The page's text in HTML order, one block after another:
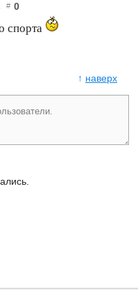
# 0
спорта
↑ наверх